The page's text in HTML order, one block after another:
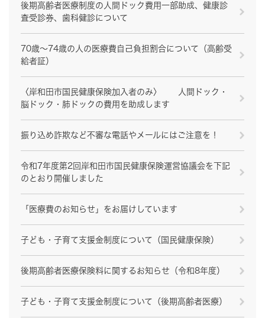
後期高齢者医療制度の人間ドック費用一部助成、健康診
査受診券、歯科健診について
70歳～74歳の人の医療費自己負担割合について（高齢受
給者証）
〈岸和田市国民健康保険加入者のみ〉 人間ドック・
脳ドック・肺ドックの費用を助成します
振り込め詐欺など不審な電話やメールにはご注意を！
令和7年度第2回岸和田市国民健康保険運営協議会を下記
のとおり開催しました
「医療費のお知らせ」をお届けしています
子ども・子育て支援金制度について（国民健康保険）
後期高齢者医療保険料に関するお知らせ（令和8年度）
子ども・子育て支援金制度について（後期高齢者医療）